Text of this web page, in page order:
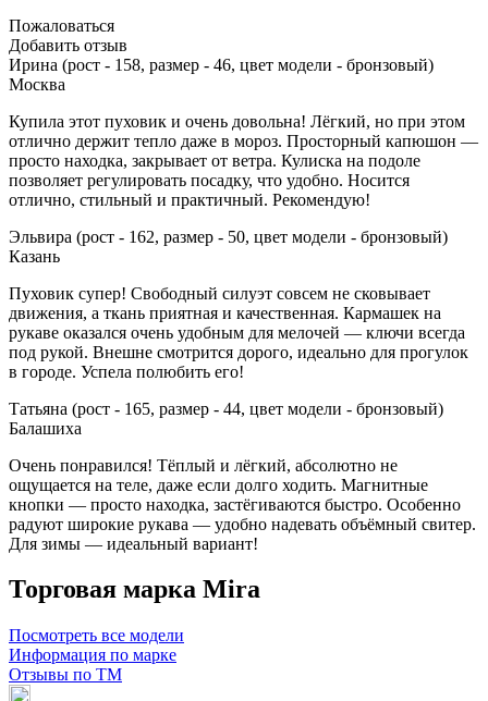
Пожаловаться
Добавить отзыв
Ирина (рост - 158, размер - 46, цвет модели - бронзовый)
Москва
Купила этот пуховик и очень довольна! Лёгкий, но при этом
отлично держит тепло даже в мороз. Просторный капюшон —
просто находка, закрывает от ветра. Кулиска на подоле
позволяет регулировать посадку, что удобно. Носится
отлично, стильный и практичный. Рекомендую!
Эльвира (рост - 162, размер - 50, цвет модели - бронзовый)
Казань
Пуховик супер! Свободный силуэт совсем не сковывает
движения, а ткань приятная и качественная. Кармашек на
рукаве оказался очень удобным для мелочей — ключи всегда
под рукой. Внешне смотрится дорого, идеально для прогулок
в городе. Успела полюбить его!
Татьяна (рост - 165, размер - 44, цвет модели - бронзовый)
Балашиха
Очень понравился! Тёплый и лёгкий, абсолютно не
ощущается на теле, даже если долго ходить. Магнитные
кнопки — просто находка, застёгиваются быстро. Особенно
радуют широкие рукава — удобно надевать объёмный свитер.
Для зимы — идеальный вариант!
Торговая марка Mira
Посмотреть все модели
Информация по марке
Отзывы по ТМ